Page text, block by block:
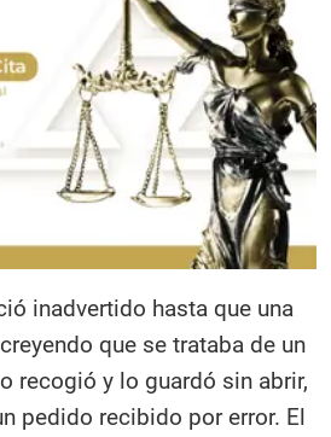
inadvertido hasta que una
que se trataba de un
recogió y lo guardó sin abrir,
pedido recibido por error. El